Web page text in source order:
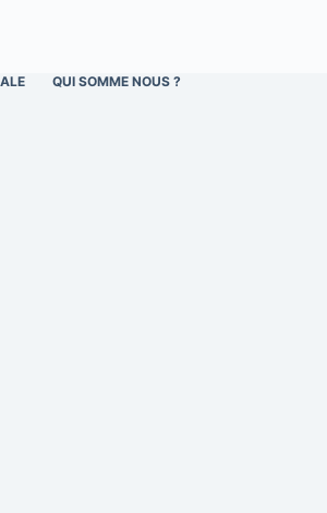
QUI SOMME NOUS ?